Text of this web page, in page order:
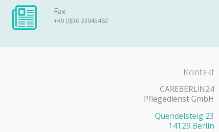
Fax
+49 (0)30 33945462
Kontakt
CAREBERLIN24
Pflegedienst GmbH
Quendelsteig 23
14129 Berlin